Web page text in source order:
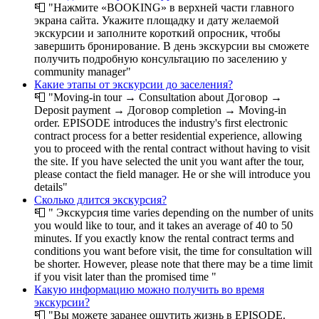
📮 "Нажмите «BOOKING» в верхней части главного
экрана сайта. Укажите площадку и дату желаемой
экскурсии и заполните короткий опросник, чтобы
завершить бронирование. В день экскурсии вы сможете
получить подробную консультацию по заселению у
community manager"
Какие этапы от экскурсии до заселения?
📮 "Moving-in tour → Consultation about Договор →
Deposit payment → Договор completion → Moving-in
order. EPISODE introduces the industry's first electronic
contract process for a better residential experience, allowing
you to proceed with the rental contract without having to visit
the site. If you have selected the unit you want after the tour,
please contact the field manager. He or she will introduce you
details"
Сколько длится экскурсия?
📮 " Экскурсия time varies depending on the number of units
you would like to tour, and it takes an average of 40 to 50
minutes. If you exactly know the rental contract terms and
conditions you want before visit, the time for consultation will
be shorter. However, please note that there may be a time limit
if you visit later than the promised time "
Какую информацию можно получить во время
экскурсии?
📮 "Вы можете заранее ощутить жизнь в EPISODE.